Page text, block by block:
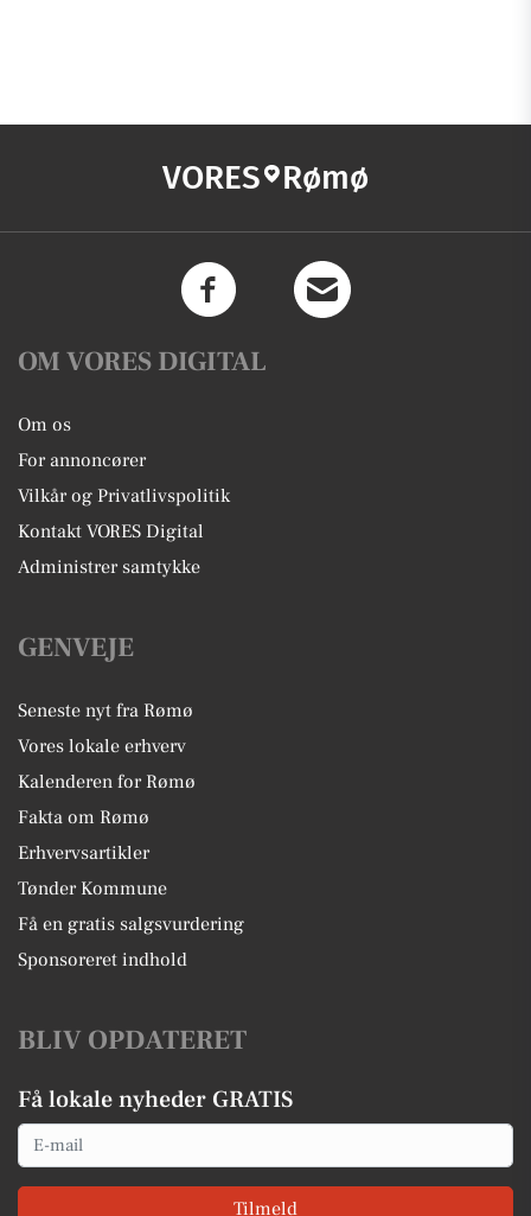
VORES Rømø
OM VORES DIGITAL
Om os
For annoncører
Vilkår og Privatlivspolitik
Kontakt VORES Digital
Administrer samtykke
GENVEJE
Seneste nyt fra Rømø
Vores lokale erhverv
Kalenderen for Rømø
Fakta om Rømø
Erhvervsartikler
Tønder Kommune
Få en gratis salgsvurdering
Sponsoreret indhold
BLIV OPDATERET
Få lokale nyheder GRATIS
Email
Tilmeld